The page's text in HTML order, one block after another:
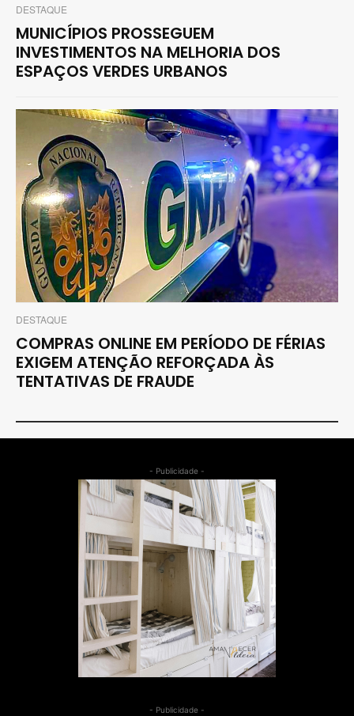
DESTAQUE
MUNICÍPIOS PROSSEGUEM
INVESTIMENTOS NA MELHORIA DOS
ESPAÇOS VERDES URBANOS
DESTAQUE
COMPRAS ONLINE EM PERÍODO DE FÉRIAS
EXIGEM ATENÇÃO REFORÇADA ÀS
TENTATIVAS DE FRAUDE
- Publicidade -
- Publicidade -